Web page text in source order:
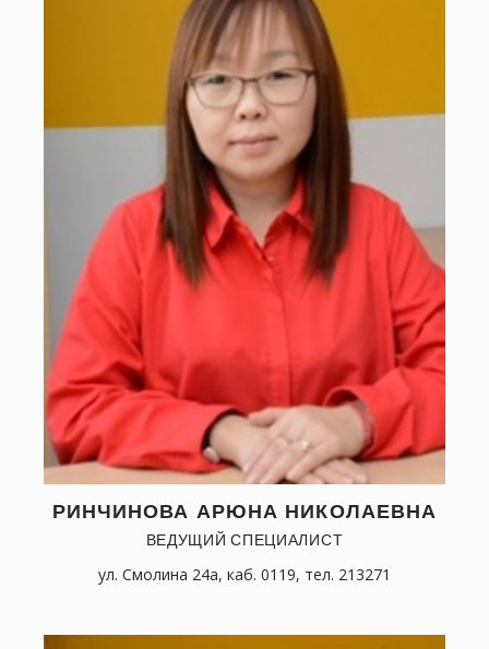
РИНЧИНОВА АРЮНА НИКОЛАЕВНА
ВЕДУЩИЙ СПЕЦИАЛИСТ
ул. Смолина 24а, каб. 0119, тел. 213271